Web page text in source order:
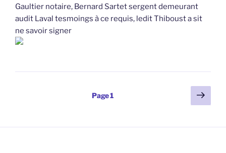
Gaultier notaire, Bernard Sartet sergent demeurant
audit Laval tesmoings à ce requis, ledit Thiboust a sit
ne savoir signer
Page1
Page